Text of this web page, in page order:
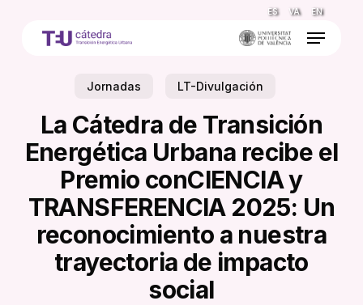
ES VA EN
Menu
Jornadas LT-Divulgación
La Cátedra de Transición
Energética Urbana recibe el
Premio conCIENCIA y
TRANSFERENCIA 2025: Un
reconocimiento a nuestra
trayectoria de impacto
social